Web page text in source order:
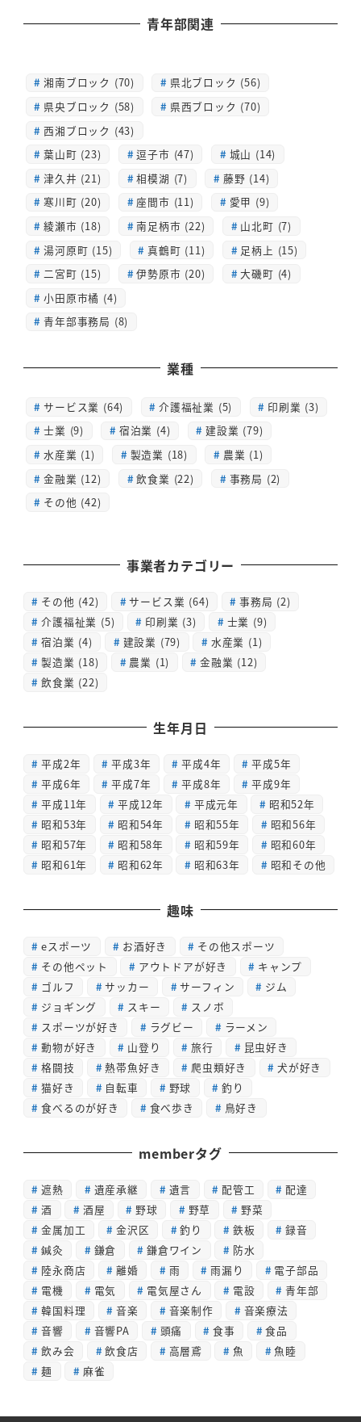
青年部関連
湘南ブロック (70)
県北ブロック (56)
県央ブロック (58)
県西ブロック (70)
西湘ブロック (43)
葉山町 (23)
逗子市 (47)
城山 (14)
津久井 (21)
相模湖 (7)
藤野 (14)
寒川町 (20)
座間市 (11)
愛甲 (9)
綾瀬市 (18)
南足柄市 (22)
山北町 (7)
湯河原町 (15)
真鶴町 (11)
足柄上 (15)
二宮町 (15)
伊勢原市 (20)
大磯町 (4)
小田原市橘 (4)
青年部事務局 (8)
業種
サービス業 (64) 介護福祉業 (5)
印刷業 (3)
士業 (9)
宿泊業 (4)
建設業 (79)
水産業 (1)
製造業 (18)
農業 (1)
金融業 (12)
飲食業 (22)
事務局 (2)
その他 (42)
事業者カテゴリー
その他 (42) サービス業 (64) 事務局 (2)
介護福祉業 (5) 印刷業 (3) 士業 (9)
宿泊業 (4) 建設業 (79) 水産業 (1)
製造業 (18) 農業 (1) 金融業 (12)
飲食業 (22)
生年月日
平成2年 平成3年 平成4年
平成5年
平成6年
平成7年 平成8年
平成9年
平成11年
平成12年 平成元年
昭和52年
昭和53年
昭和54年 昭和55年
昭和56年
昭和57年
昭和58年 昭和59年
昭和60年
昭和61年
昭和62年 昭和63年 昭和その他
趣味
eスポーツ お酒好き
その他スポーツ
その他ペット
アウトドアが好き
キャンプ
ゴルフ
サッカー サーフィン
ジム
ジョギング
スキー
スノボ
スポーツが好き
ラグビー
ラーメン
動物が好き
山登り 旅行
昆虫好き
格闘技
熱帯魚好き 爬虫類好き
犬が好き
猫好き
自転車 野球
釣り
食べるのが好き
食べ歩き 鳥好き
memberタグ
遮熱 遺産承継 遺言 配管工
配達
酒
酒屋 野球 野草
野菜
金属加工
金沢区 釣り 鉄板
録音
鍼灸
鎌倉 鎌倉ワイン
防水
陸永商店
離婚 雨 雨漏り
電子部品
電機
電気 電気屋さん 電設
青年部
韓国料理
音楽 音楽制作
音楽療法
音響
音響PA 頭痛 食事
食品
飲み会
飲食店 高層鳶 魚
魚睦
麺
麻雀